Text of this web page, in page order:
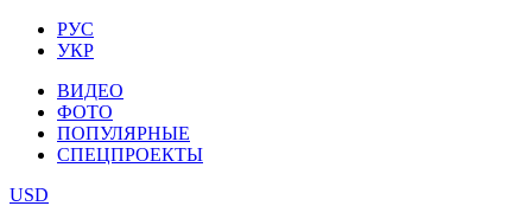
РУС
УКР
ВИДЕО
ФОТО
ПОПУЛЯРНЫЕ
СПЕЦПРОЕКТЫ
USD